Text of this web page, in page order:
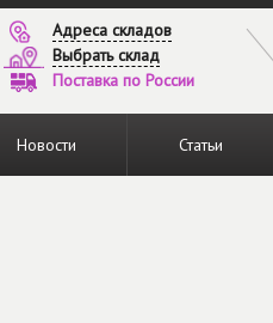
Адреса складов
Выбрать склад
Поставка по России
Новости Статьи